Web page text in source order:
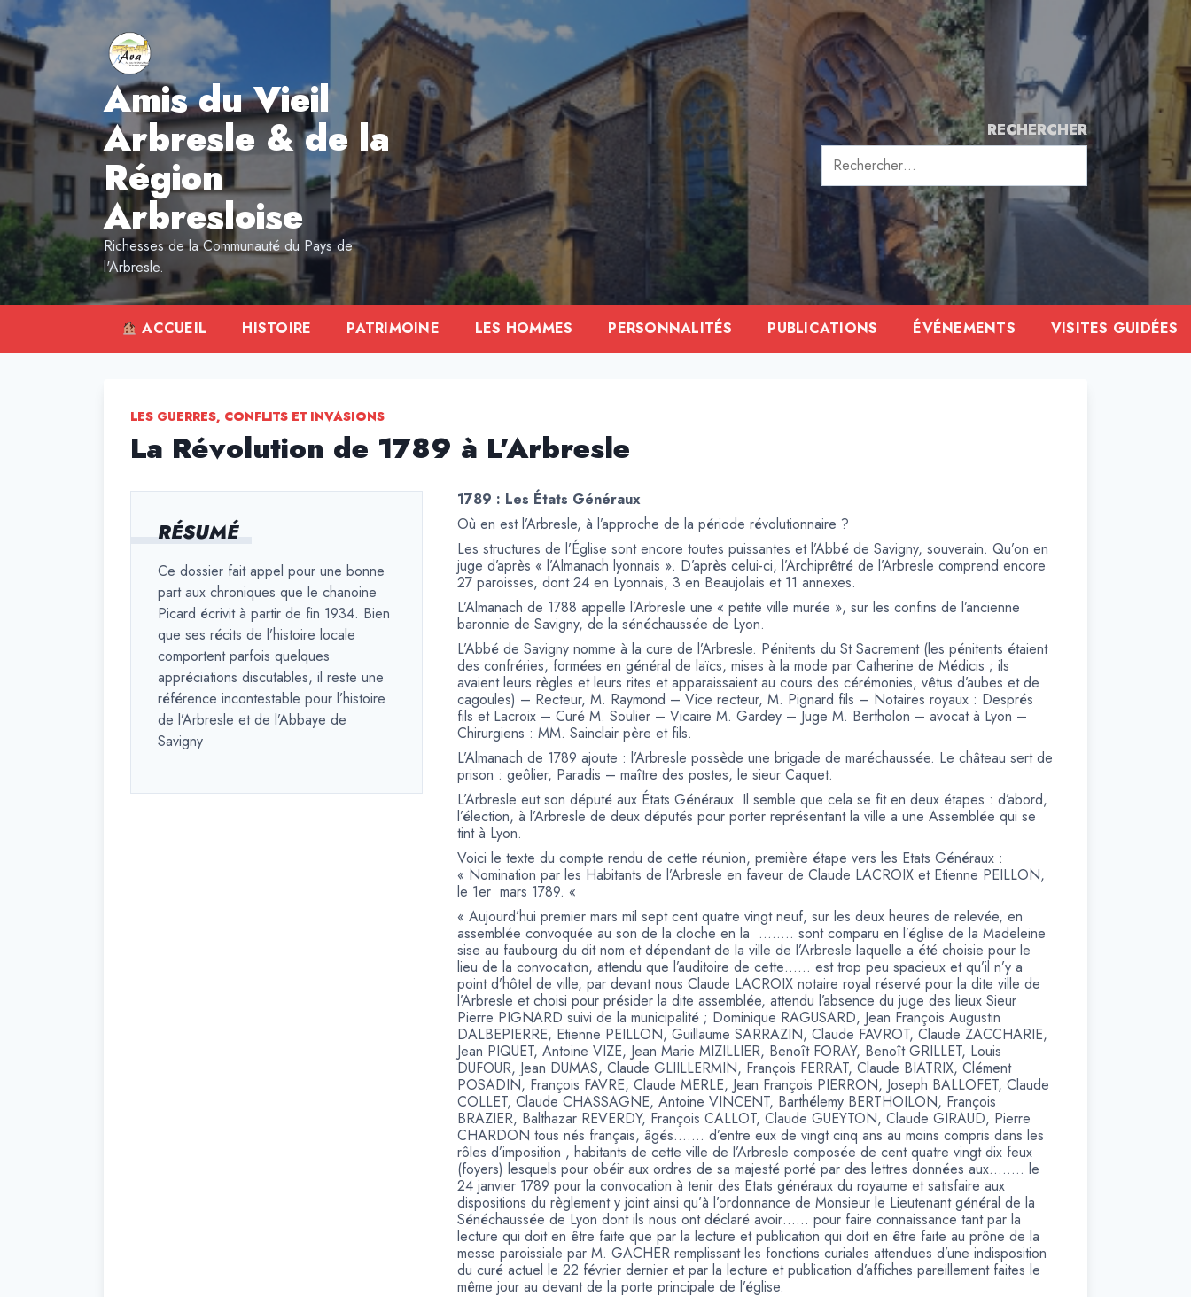
Aller
au
contenu
Amis du Vieil
Arbresle & de la
Région
Arbresloise
Richesses de la Communauté du Pays de
l'Arbresle.
RECHERCHER
Rechercher :
ACCUEIL HISTOIRE PATRIMOINE LES HOMMES PERSONNALITÉS PUBLICATIONS ÉVÉNEMENTS VISITES GUIDÉES
LES GUERRES, CONFLITS ET INVASIONS
La Révolution de 1789 à L’Arbresle
RÉSUMÉ
Ce dossier fait appel pour une bonne
part aux chroniques que le chanoine
Picard écrivit à partir de fin 1934. Bien
que ses récits de l’histoire locale
comportent parfois quelques
appréciations discutables, il reste une
référence incontestable pour l’histoire
de l’Arbresle et de l’Abbaye de
Savigny
1789 : Les États Généraux
Où en est l’Arbresle, à l’approche de la période révolutionnaire ?
Les structures de l’Église sont encore toutes puissantes et l’Abbé de Savigny, souverain. Qu’on en
juge d’après « l’Almanach lyonnais ». D’après celui-ci, l’Archiprêtré de l’Arbresle comprend encore
27 paroisses, dont 24 en Lyonnais, 3 en Beaujolais et 11 annexes.
L’Almanach de 1788 appelle l’Arbresle une « petite ville murée », sur les confins de l’ancienne
baronnie de Savigny, de la sénéchaussée de Lyon.
L’Abbé de Savigny nomme à la cure de l’Arbresle. Pénitents du St Sacrement (les pénitents étaient
des confréries, formées en général de laïcs, mises à la mode par Catherine de Médicis ; ils
avaient leurs règles et leurs rites et apparaissaient au cours des cérémonies, vêtus d’aubes et de
cagoules) – Recteur, M. Raymond – Vice recteur, M. Pignard fils – Notaires royaux : Després
fils et Lacroix – Curé M. Soulier – Vicaire M. Gardey – Juge M. Bertholon – avocat à Lyon –
Chirurgiens : MM. Sainclair père et fils.
L’Almanach de 1789 ajoute : l’Arbresle possède une brigade de maréchaussée. Le château sert de
prison : geôlier, Paradis – maître des postes, le sieur Caquet.
L’Arbresle eut son député aux États Généraux. Il semble que cela se fit en deux étapes : d’abord,
l’élection, à l’Arbresle de deux députés pour porter représentant la ville a une Assemblée qui se
tint à Lyon.
Voici le texte du compte rendu de cette réunion, première étape vers les Etats Généraux :
« Nomination par les Habitants de l’Arbresle en faveur de Claude LACROIX et Etienne PEILLON,
le 1er mars 1789. «
« Aujourd’hui premier mars mil sept cent quatre vingt neuf, sur les deux heures de relevée, en
assemblée convoquée au son de la cloche en la …….. sont comparu en l’église de la Madeleine
sise au faubourg du dit nom et dépendant de la ville de l’Arbresle laquelle a été choisie pour le
lieu de la convocation, attendu que l’auditoire de cette…… est trop peu spacieux et qu’il n’y a
point d’hôtel de ville, par devant nous Claude LACROIX notaire royal réservé pour la dite ville de
l’Arbresle et choisi pour présider la dite assemblée, attendu l’absence du juge des lieux Sieur
Pierre PIGNARD suivi de la municipalité ; Dominique RAGUSARD, Jean François Augustin
DALBEPIERRE, Etienne PEILLON, Guillaume SARRAZIN, Claude FAVROT, Claude ZACCHARIE,
Jean PIQUET, Antoine VIZE, Jean Marie MIZILLIER, Benoît FORAY, Benoît GRILLET, Louis
DUFOUR, Jean DUMAS, Claude GLIILLERMIN, François FERRAT, Claude BIATRIX, Clément
POSADIN, François FAVRE, Claude MERLE, Jean François PIERRON, Joseph BALLOFET, Claude
COLLET, Claude CHASSAGNE, Antoine VINCENT, Barthélemy BERTHOILON, François
BRAZIER, Balthazar REVERDY, François CALLOT, Claude GUEYTON, Claude GIRAUD, Pierre
CHARDON tous nés français, âgés……. d’entre eux de vingt cinq ans au moins compris dans les
rôles d’imposition , habitants de cette ville de l’Arbresle composée de cent quatre vingt dix feux
(foyers) lesquels pour obéir aux ordres de sa majesté porté par des lettres données aux…….. le
24 janvier 1789 pour la convocation à tenir des Etats généraux du royaume et satisfaire aux
dispositions du règlement y joint ainsi qu’à l’ordonnance de Monsieur le Lieutenant général de la
Sénéchaussée de Lyon dont ils nous ont déclaré avoir…… pour faire connaissance tant par la
lecture qui doit en être faite que par la lecture et publication qui doit en être faite au prône de la
messe paroissiale par M. GACHER remplissant les fonctions curiales attendues d’une indisposition
du curé actuel le 22 février dernier et par la lecture et publication d’affiches pareillement faites le
même jour au devant de la porte principale de l’église.